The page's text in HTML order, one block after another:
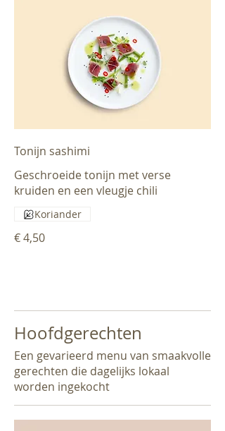
Tonijn sashimi
Geschroeide tonijn met verse
kruiden en een vleugje chili
€ 4,50
Koriander
Hoofdgerechten
Een gevarieerd menu van smaakvolle
gerechten die dagelijks lokaal
worden ingekocht